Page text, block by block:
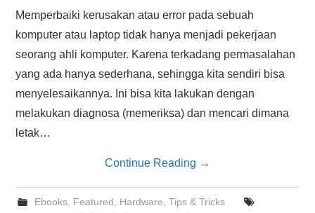
Memperbaiki kerusakan atau error pada sebuah
komputer atau laptop tidak hanya menjadi pekerjaan
seorang ahli komputer. Karena terkadang permasalahan
yang ada hanya sederhana, sehingga kita sendiri bisa
menyelesaikannya. Ini bisa kita lakukan dengan
melakukan diagnosa (memeriksa) dan mencari dimana
letak…
Continue Reading →
Ebooks, Featured Hardware Tips & Tricks